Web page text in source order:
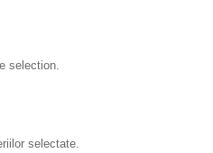
selection.
selectate.